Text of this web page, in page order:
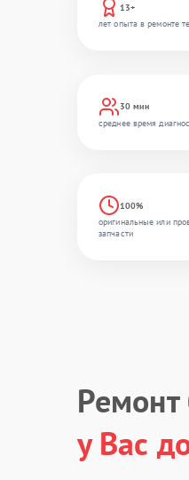
13+
лет опыта в ремонте
30 мин
среднее время
100%
оригинальные или
запчасти
Ремонт
у Вас